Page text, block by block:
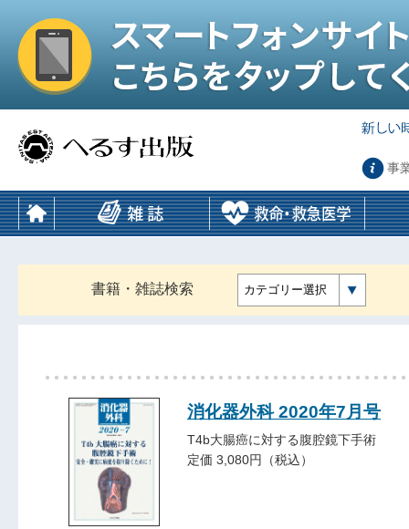
事
書籍・雑誌検索 カテゴリー選択
消化器外科 2020年7月号
T4b大腸癌に対する腹腔鏡下手術
定価 3,080円（税込）